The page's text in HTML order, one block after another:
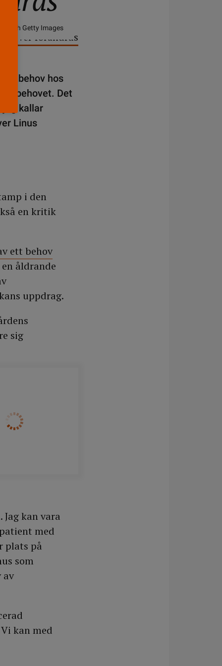
och Getty Images
ett behov hos
behovet. Det
kallar
Linus
i den
en kritik
ett behov
åldrande
uppdrag.
sig
kan vara
med
plats på
som
av
kan med